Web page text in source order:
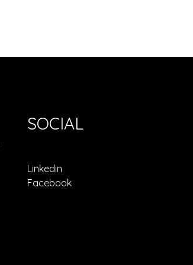
SOCIAL
Linkedin
Facebook